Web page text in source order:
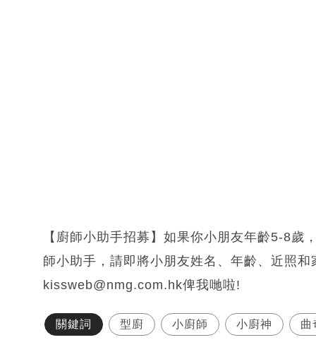
【廚師小助手招募】如果你小朋友年齡5-8
師小助手，請即將小朋友姓名、年齡、近照
kissweb@nmg.com.hk俾我哋啦!
關鍵詞 型廚 小廚師 小廚神 曲